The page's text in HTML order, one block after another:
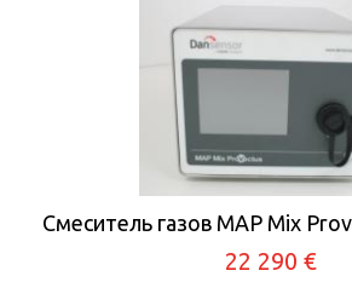
Смеситель газов MAP Mix
22 290 €